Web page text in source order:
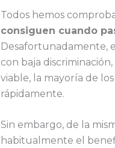
Todos hemos
consiguen cuando
Desafortunadamente,
con baja
viable, la mayoría de
rápidamente.
Sin embargo, de la
habitualmente el